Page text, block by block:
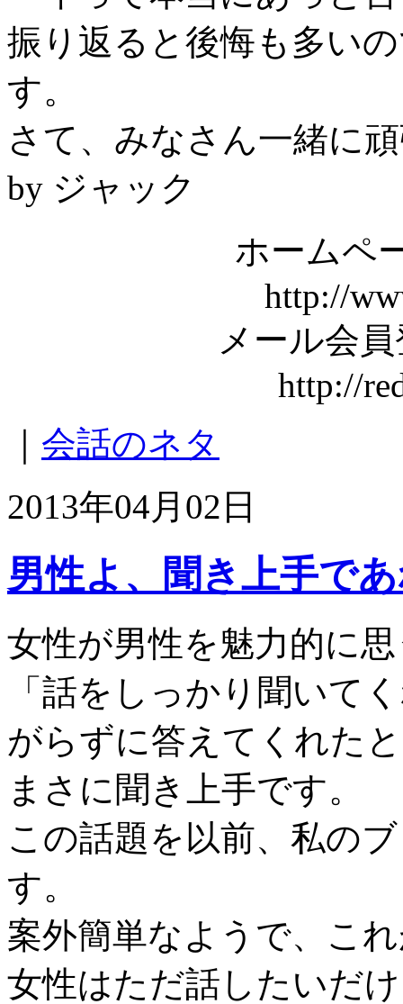
振り返ると後悔も多い
す。
さて、みなさん一緒に
by ジャック
ホームペ
http://
メール会
http://
会話のネタ
2013年04月02日
男性よ、聞き上手で
女性が男性を魅力的に
「話をしっかり聞いて
がらずに答えてくれた
まさに聞き上手です。
この話題を以前、私の
す。
案外簡単なようで、こ
女性はただ話したいだ